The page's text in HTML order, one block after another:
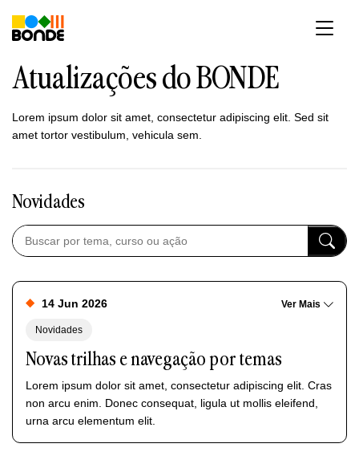
para
Atualizações do BONDE
Lorem ipsum dolor sit amet, consectetur adipiscing elit. Sed sit
amet tortor vestibulum, vehicula sem.
Novidades
14 Jun 2026
Novidades
Ver Mais
Novas trilhas e navegação por temas
Lorem ipsum dolor sit amet, consectetur adipiscing elit. Cras
non arcu enim. Donec consequat, ligula ut mollis eleifend,
urna arcu elementum elit.